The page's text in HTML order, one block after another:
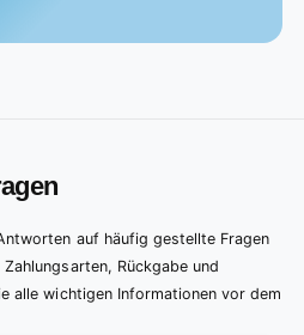
auf häufig gestellte Fragen
Rückgabe und
alle wichtigen Informationen vor dem